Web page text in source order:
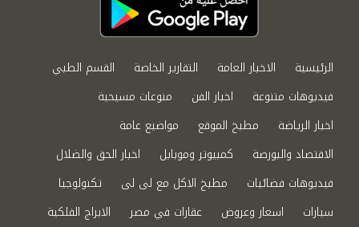
الرئيسية الاخبار العامة التقارير الخاصة
القسم الطبي
فيديوهات متنوعة
اخبار الفن
منوعات مسيحية
اخبار الرياضة
مطبخ الموقع
مواضيع عامة
الاقتصاد والبورصة
كمبيوتر وموبايل
اخبار الحق والضلال
فيديوهات فضائيات
مطبخ الاكل مع لى لى
تكنولوجيا
سيارات
اسعار وعروض عقارات في مصر الابراج الفلكية